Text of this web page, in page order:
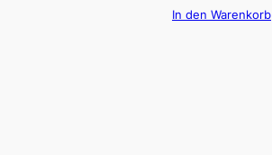
In den Warenkorb